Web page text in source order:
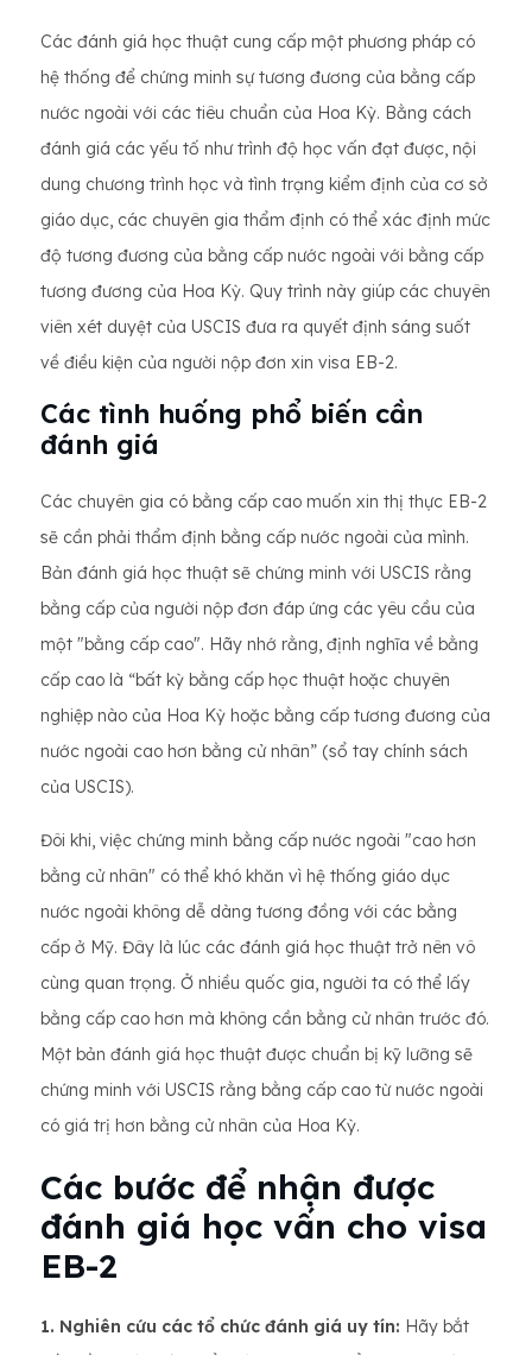
Các đánh giá học thuật cung cấp một phương pháp có
hệ thống để chứng minh sự tương đương của bằng cấp
nước ngoài với các tiêu chuẩn của Hoa Kỳ. Bằng cách
đánh giá các yếu tố như trình độ học vấn đạt được, nội
dung chương trình học và tình trạng kiểm định của cơ sở
giáo dục, các chuyên gia thẩm định có thể xác định mức
độ tương đương của bằng cấp nước ngoài với bằng cấp
tương đương của Hoa Kỳ. Quy trình này giúp các chuyên
viên xét duyệt của USCIS đưa ra quyết định sáng suốt
về điều kiện của người nộp đơn xin visa EB-2.
Các tình huống phổ biến cần
đánh giá
Các chuyên gia có bằng cấp cao muốn xin thị thực EB-2
sẽ cần phải thẩm định bằng cấp nước ngoài của mình.
Bản đánh giá học thuật sẽ chứng minh với USCIS rằng
bằng cấp của người nộp đơn đáp ứng các yêu cầu của
một "bằng cấp cao". Hãy nhớ rằng, định nghĩa về bằng
cấp cao là “bất kỳ bằng cấp học thuật hoặc chuyên
nghiệp nào của Hoa Kỳ hoặc bằng cấp tương đương của
nước ngoài cao hơn bằng cử nhân” (sổ tay chính sách
của USCIS).
Đôi khi, việc chứng minh bằng cấp nước ngoài "cao hơn
bằng cử nhân" có thể khó khăn vì hệ thống giáo dục
nước ngoài không dễ dàng tương đồng với các bằng
cấp ở Mỹ. Đây là lúc các đánh giá học thuật trở nên vô
cùng quan trọng. Ở nhiều quốc gia, người ta có thể lấy
bằng cấp cao hơn mà không cần bằng cử nhân trước đó.
Một bản đánh giá học thuật được chuẩn bị kỹ lưỡng sẽ
chứng minh với USCIS rằng bằng cấp cao từ nước ngoài
có giá trị hơn bằng cử nhân của Hoa Kỳ.
Các bước để nhận được
đánh giá học vấn cho visa
EB-2
1. Nghiên cứu các tổ chức đánh giá uy tín: Hãy bắt